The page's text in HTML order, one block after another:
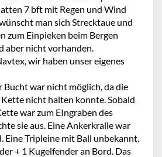
7 bft mit Regen und Wind
man sich Strecktaue und
zum Einpieken beim Bergen
aber nicht vorhanden.
wir haben unser eigenes
Bucht war nicht möglich, da die
nicht halten konnte. Sobald
war zum EIngraben des
sie aus. Eine Ankerkralle war
Eine Tripleine mit Ball unbekannt.
+ 1 Kugelfender an Bord. Das